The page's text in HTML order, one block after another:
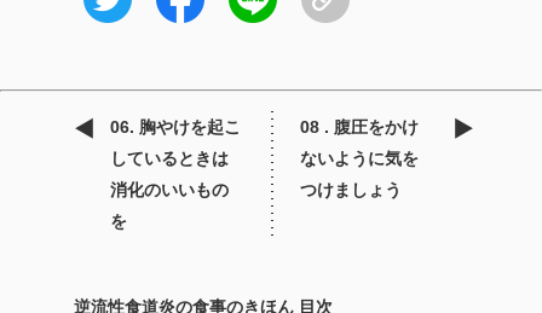
06. 胸やけを起こ
しているときは
消化のいいもの
を
08 . 腹圧をかけ
ないように気を
つけましょう
逆流性食道炎の食事のきほん 目次